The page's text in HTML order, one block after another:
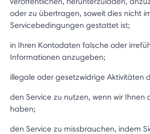
oder zu übertragen, soweit dies nicht
Servicebedingungen gestattet ist;
in Ihren Kontodaten falsche oder
Informationen anzugeben;
illegale oder gesetzwidrige Aktivitäten
den Service zu nutzen, wenn wir Ihnen
haben;
den Service zu missbrauchen, indem